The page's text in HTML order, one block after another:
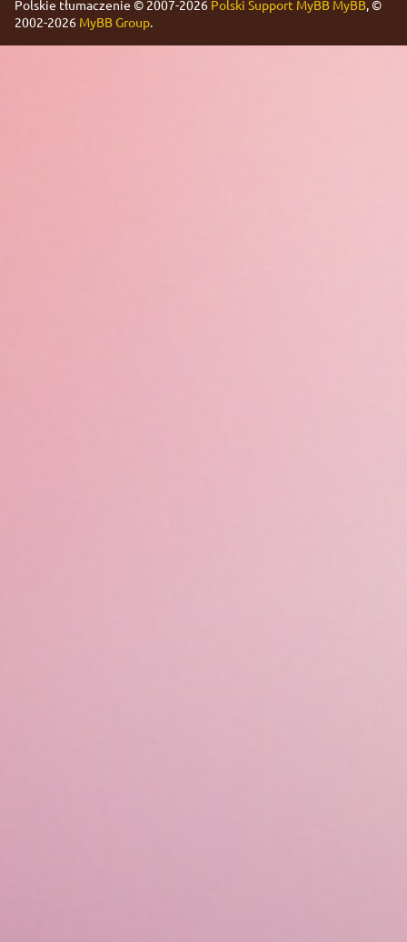
Polskie tłumaczenie © 2007-2026 Polski Support MyBB MyBB, ©
2002-2026 MyBB Group.